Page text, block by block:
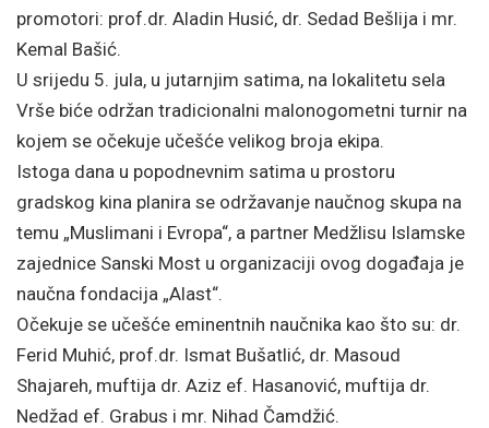
promotori: prof.dr. Aladin Husić, dr. Sedad Bešlija i mr.
Kemal Bašić.
U srijedu 5. jula, u jutarnjim satima, na lokalitetu sela
Vrše biće održan tradicionalni malonogometni turnir na
kojem se očekuje učešće velikog broja ekipa.
Istoga dana u popodnevnim satima u prostoru
gradskog kina planira se održavanje naučnog skupa na
temu „Muslimani i Evropa“, a partner Medžlisu Islamske
zajednice Sanski Most u organizaciji ovog događaja je
naučna fondacija „Alast“.
Očekuje se učešće eminentnih naučnika kao što su: dr.
Ferid Muhić, prof.dr. Ismat Bušatlić, dr. Masoud
Shajareh, muftija dr. Aziz ef. Hasanović, muftija dr.
Nedžad ef. Grabus i mr. Nihad Čamdžić.